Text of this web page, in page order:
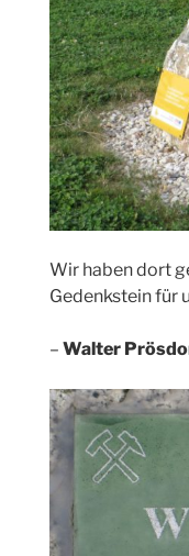
Wir haben dort
Gedenkstein für
– Walter